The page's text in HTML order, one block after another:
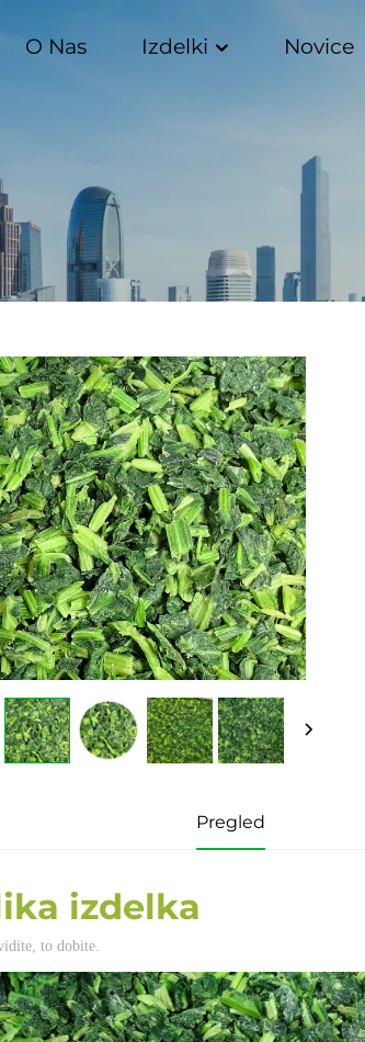
O Nas Izdelki Novice
Pregled
izdelka
to dobite.